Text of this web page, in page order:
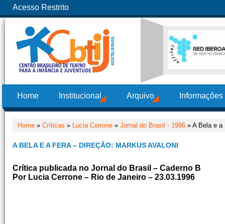
Acesso Restrito
Home Institucional Arquivo
Home » Críticas » Lucia Cerrone » Jornal do Brasil - 1996 » A Bela e a
A BELA E A FERA – DIREÇÃO: MARKUS AVALONI
Crítica publicada no Jornal do Brasil – Caderno B
Por Lucia Cerrone – Rio de Janeiro – 23.03.1996